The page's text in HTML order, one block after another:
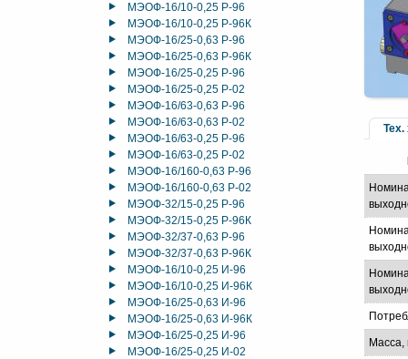
МЭОФ-16/10-0,25 Р-96
МЭОФ-16/10-0,25 Р-96К
МЭОФ-16/25-0,63 Р-96
МЭОФ-16/25-0,63 Р-96К
МЭОФ-16/25-0,25 Р-96
МЭОФ-16/25-0,25 Р-02
МЭОФ-16/63-0,63 Р-96
МЭОФ-16/63-0,63 Р-02
МЭОФ-16/63-0,25 Р-96
МЭОФ-16/63-0,25 Р-02
МЭОФ-16/160-0,63 Р-96
МЭОФ-16/160-0,63 Р-02
МЭОФ-32/15-0,25 Р-96
МЭОФ-32/15-0,25 Р-96К
МЭОФ-32/37-0,63 Р-96
МЭОФ-32/37-0,63 Р-96К
МЭОФ-16/10-0,25 И-96
МЭОФ-16/10-0,25 И-96К
МЭОФ-16/25-0,63 И-96
МЭОФ-16/25-0,63 И-96К
МЭОФ-16/25-0,25 И-96
МЭОФ-16/25-0,25 И-02
Тех.
Масса,